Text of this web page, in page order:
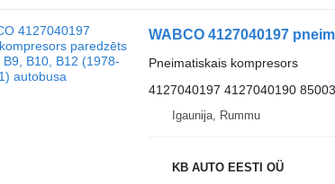
Pneimatiskais kompresors
4127040197 4127040190
Igaunija, Rummu
KB AUTO EESTI OÜ